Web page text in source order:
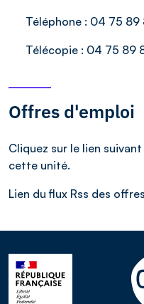
Téléphone : 04 75 89
Télécopie : 04 75 89
Offres d'emploi
Cliquez sur le lien
cette unité.
Lien du flux Rss des